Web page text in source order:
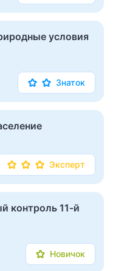
условия
Знаток
Эксперт
контроль 11-й
Новичок